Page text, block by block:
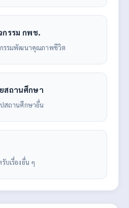
รรม กพช.
รรมพัฒนาคุณภาพชีวิต
สถานศึกษา
สถานศึกษาอื่น
บเรื่องอื่น ๆ